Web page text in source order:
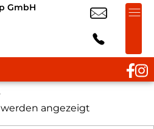
GmbH
werden angezeigt